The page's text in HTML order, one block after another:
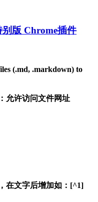
版 Chrome插件
(.md, .markdown) to
允许访问文件网址
在文字后增加如：[^1]